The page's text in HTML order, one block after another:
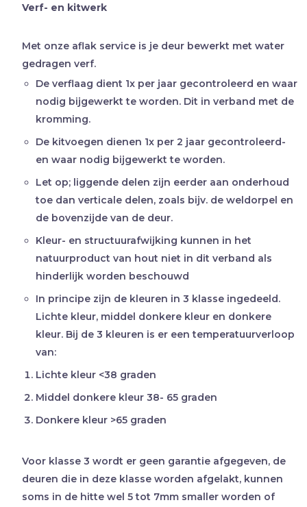
Verf- en kitwerk
Met onze aflak service is je deur bewerkt met water
gedragen verf.
De verflaag dient 1x per jaar gecontroleerd en waar
nodig bijgewerkt te worden. Dit in verband met de
kromming.
De kitvoegen dienen 1x per 2 jaar gecontroleerd-
en waar nodig bijgewerkt te worden.
Let op; liggende delen zijn eerder aan onderhoud
toe dan verticale delen, zoals bijv. de weldorpel en
de bovenzijde van de deur.
Kleur- en structuurafwijking kunnen in het
natuurproduct van hout niet in dit verband als
hinderlijk worden beschouwd
In principe zijn de kleuren in 3 klasse ingedeeld.
Lichte kleur, middel donkere kleur en donkere
kleur. Bij de 3 kleuren is er een temperatuurverloop
van:
Lichte kleur <38 graden
Middel donkere kleur 38- 65 graden
Donkere kleur >65 graden
Voor klasse 3 wordt er geen garantie afgegeven, de
deuren die in deze klasse worden afgelakt, kunnen
soms in de hitte wel 5 tot 7mm smaller worden of